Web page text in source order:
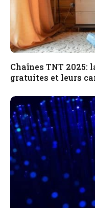
Chaînes TNT 2025:
gratuites et leurs